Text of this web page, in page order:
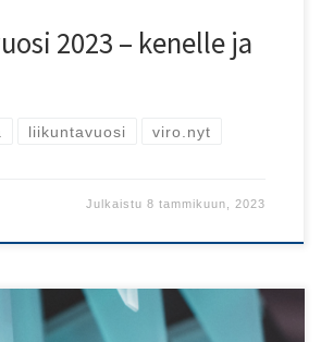
2023 – kenelle ja
liikuntavuosi viro.nyt
Julkaistu8 tammikuun, 2023